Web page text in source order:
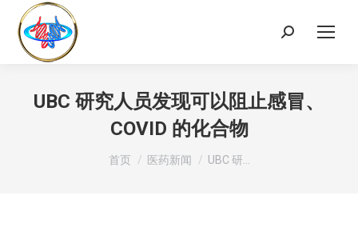
UBC 研究人员发现可以阻止感冒、
COVID 的化合物
您在这里：
首页 医药新闻 UBC 研…